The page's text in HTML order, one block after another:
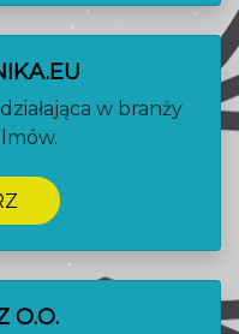
w branży
O.O.